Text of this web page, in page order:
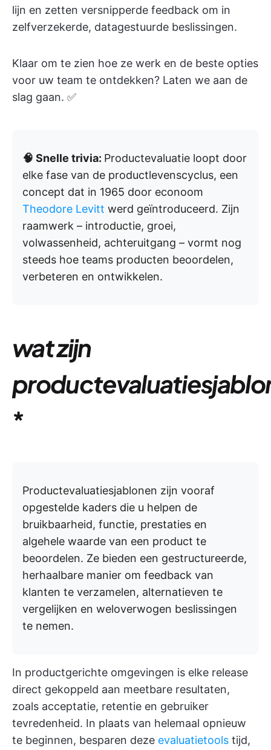
lijn en zetten versnipperde feedback om in
zelfverzekerde, datagestuurde beslissingen.
Klaar om te zien hoe ze werk en de beste opties
voor uw team te ontdekken? Laten we aan de
slag gaan. ✅
🧠 Snelle trivia: Productevaluatie loopt door
elke fase van de productlevenscyclus, een
concept dat in 1965 door econoom
Theodore Levitt werd geïntroduceerd. Zijn
raamwerk – introductie, groei,
volwassenheid, achteruitgang – vormt nog
steeds hoe teams producten beoordelen,
verbeteren en ontwikkelen.
wat zijn
*
Productevaluatiesjablonen zijn vooraf
opgestelde kaders die u helpen de
bruikbaarheid, functie, prestaties en
algehele waarde van een product te
beoordelen. Ze bieden een gestructureerde,
herhaalbare manier om feedback van
klanten te verzamelen, alternatieven te
vergelijken en weloverwogen beslissingen
te nemen.
In productgerichte omgevingen is elke release
direct gekoppeld aan meetbare resultaten,
zoals acceptatie, retentie en gebruiker
tevredenheid. In plaats van helemaal opnieuw
te beginnen, besparen deze evaluatietools tijd,